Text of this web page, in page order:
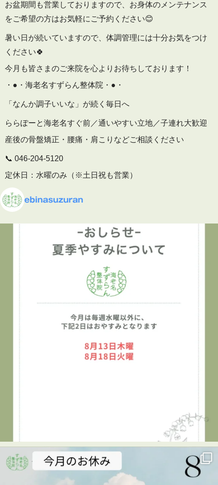
お盆期間も営業しておりますので、お身体のメンテナンス
をご希望の方はお気軽にご予約ください😊
暑い日が続いていますので、体調管理には十分お気をつけ
ください🍀
今月も皆さまのご来院を心よりお待ちしております！
・●・海老名すずらん整体院・●・
「なんか調子いいな」が続く毎日へ
ららぽーと海老名すぐ前／通いやすい立地／子連れ大歓迎
産後の骨盤矯正・腰痛・肩こりなどご相談ください
📞 046-204-5120
定休日：水曜のみ（※土日祝も営業）
🕒 予約受付
平日 10:00〜19:30
土日祝 9:00〜16:00
▶ 施術内容・院内の雰囲気はこちら
プロフィールのリンクからご覧いただけます
海老名
View on Facebook Share
海老名すずらん整体院
👦✨キッズタウン2026に参加しました！✨
7月29日、海老名市民活動センター ビナレッジで開催され
た「キッズタウン2026」に、海老名すずらん整体院も出展
させていただきました😊
キッズタウンは、子どもたちがさまざまな仕事を体験し、
楽しみながら学べるイベント。
ebinasuzuran